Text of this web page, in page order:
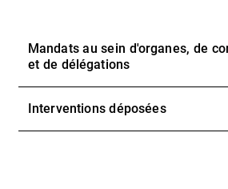
Mandats au sein d'organes, de
et de délégations
Interventions déposées